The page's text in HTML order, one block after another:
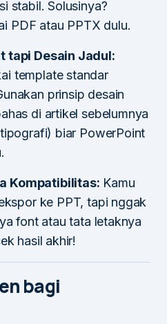
stabil. Solusinya?
PDF atau PPTX dulu.
tapi Desain Jadul:
template standar
prinsip desain
di artikel sebelumnya
biar PowerPoint
Kompatibilitas: Kamu
ke PPT, tapi nggak
font atau tata letaknya
hasil akhir!
bagi